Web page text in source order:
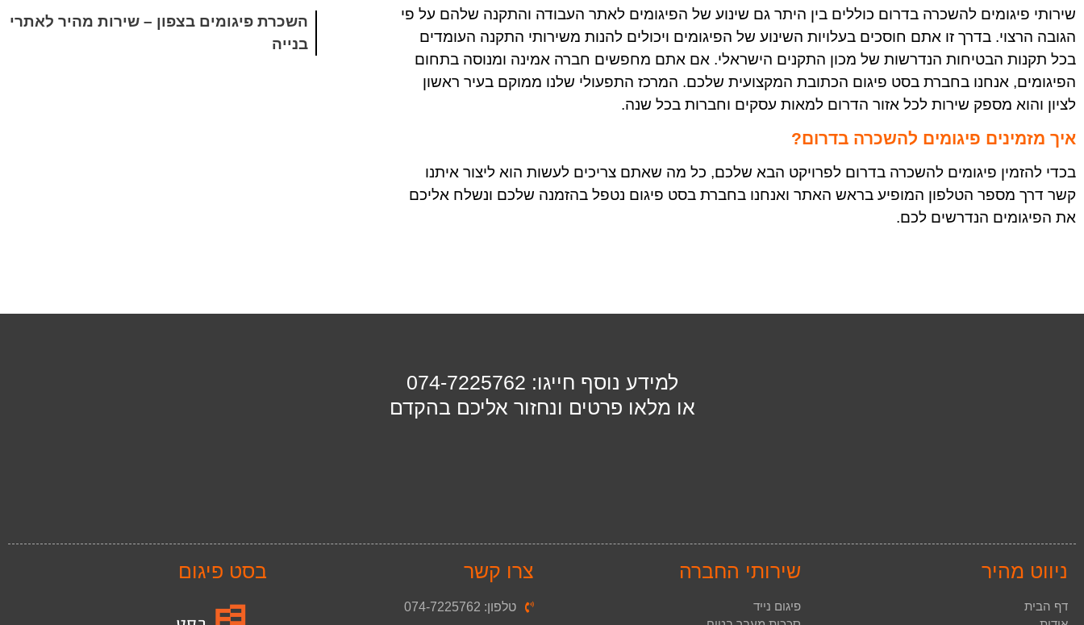
שירותי פיגומים להשכרה בדרום כוללים בין היתר גם שינוע של הפיגומים לאתר העבודה והתקנה שלהם על פי
הגובה הרצוי. בדרך זו אתם חוסכים בעלויות השינוע של הפיגומים ויכולים להנות משירותי התקנה העומדים
בכל תקנות הבטיחות הנדרשות של מכון התקנים הישראלי. אם אתם מחפשים חברה אמינה ומנוסה בתחום
הפיגומים, אנחנו בחברת בסט פיגום הכתובת המקצועית שלכם. המרכז התפעולי שלנו ממוקם בעיר ראשון
לציון והוא מספק שירות לכל אזור הדרום למאות עסקים וחברות בכל שנה.
איך מזמינים פיגומים להשכרה בדרום?
בכדי להזמין פיגומים להשכרה בדרום לפרויקט הבא שלכם, כל מה שאתם צריכים לעשות הוא ליצור איתנו
קשר דרך מספר הטלפון המופיע בראש האתר ואנחנו בחברת בסט פיגום נטפל בהזמנה שלכם ונשלח אליכם
את הפיגומים הנדרשים לכם.
השכרת פיגומים בצפון – שירות מהיר לאתרי
בנייה
למידע נוסף חייגו: 074-7225762
או מלאו פרטים ונחזור אליכם בהקדם
ניווט מהיר
דף הבית
שירותי החברה
פיגום נייד
צרו קשר
טלפון: 074-7225762
בסט פיגום